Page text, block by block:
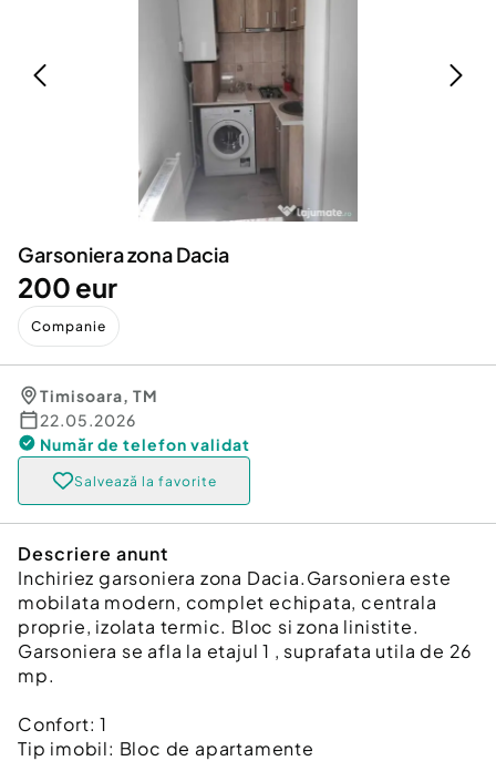
Animale de companie
Afaceri și echipamente profesionale
Inchiriere Bunuri si Vehicule
Utilaje agricole si industriale
Piese auto si accesorii
Dacia Duster
Garsoniera zona Dacia
200 eur
Companie
Timisoara, TM
22.05.2026
Număr de telefon validat
Salvează la favorite
Descriere anunt
Inchiriez garsoniera zona Dacia.Garsoniera este
mobilata modern, complet echipata, centrala
proprie, izolata termic. Bloc si zona linistite.
Garsoniera se afla la etajul 1 , suprafata utila de 26
mp.
Confort:1
Tip imobil: Bloc de apartamente